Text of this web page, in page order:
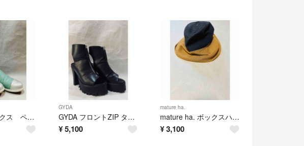
撥水 アシックス ペダラ 23 EE シボレザー日本製
GYDA
GYDA フロントZIP タンクソール ショートブーツ S 黒
¥ 5,100
mature ha.
mature ha. ボックスハット バイカラー 日本製
¥3,100